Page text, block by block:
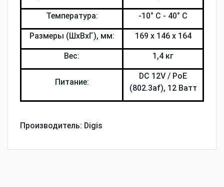
Температура: -10° C - 40° C
Размеры (ШхВхГ), мм: 169 x 146 x 164
Вес: 1,4 кг
Питание:
DC 12V / PoE
(802.3af), 12 Ватт
Производитель: Digis